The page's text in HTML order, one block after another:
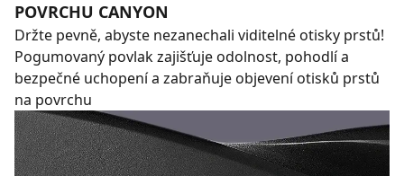
POVRCHU CANYON
Držte pevně, abyste nezanechali viditelné otisky prstů!
Pogumovaný povlak zajišťuje odolnost, pohodlí a
bezpečné uchopení a zabraňuje objevení otisků prstů
na povrchu